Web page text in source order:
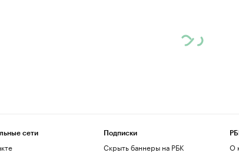
сети Подписки
Скрыть баннеры на РБК
О